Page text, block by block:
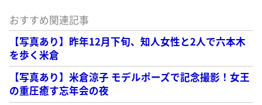
おすすめ関連記事
【写真あり】昨年12月下旬、知人女性と2人で六本木
を歩く米倉
【写真あり】米倉涼子 モデルポーズで記念撮影！女王
の重圧癒す忘年会の夜